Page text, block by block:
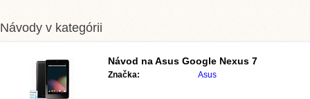
Návody v kategórii
Návod naAsus Google Nexus 7
Značka: Asus